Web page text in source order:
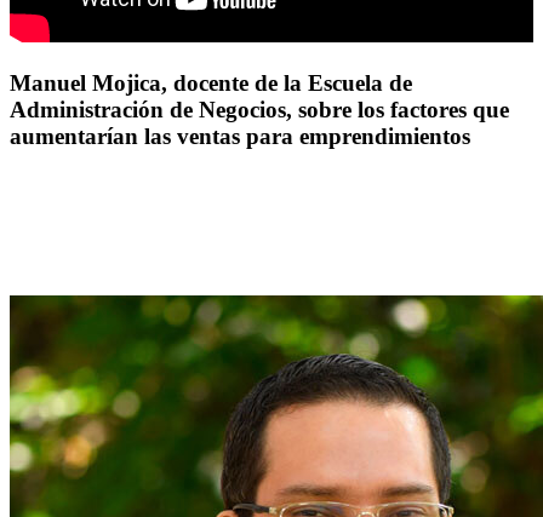
Manuel Mojica, docente de la Escuela de
Administración de Negocios, sobre los factores que
aumentarían las ventas para emprendimientos